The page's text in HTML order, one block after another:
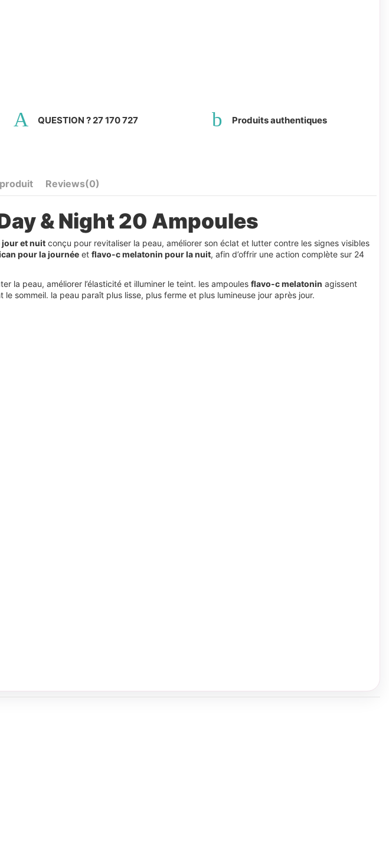
QUESTION ? 27 170 727 Produits authentiques
Reviews(0)
& Night 20 Ampoules
et nuit conçu pour revitaliser la peau, améliorer son éclat et lutter contre les signes visibles
pour la journée et flavo-c melatonin pour la nuit, afin d’offrir une action complète sur 24
la peau, améliorer l’élasticité et illuminer le teint. les ampoules flavo-c melatonin agissent
sommeil. la peau paraît plus lisse, plus ferme et plus lumineuse jour après jour.